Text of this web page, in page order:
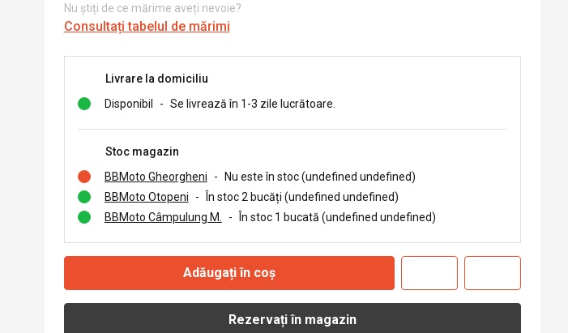
Nu știți de ce mărime aveți nevoie?
Consultați tabelul de mărimi
Livrare la domiciliu
Disponibil
- Se livrează în 1-3 zile lucrătoare.
Stoc magazin
BBMoto Gheorgheni
-
Nu este în stoc (undefined undefined)
BBMoto Otopeni
-
În stoc 2 bucăți (undefined undefined)
BBMoto Câmpulung M.
- În stoc 1 bucată (undefined undefined)
Adăugați în coș
Rezervați în magazin